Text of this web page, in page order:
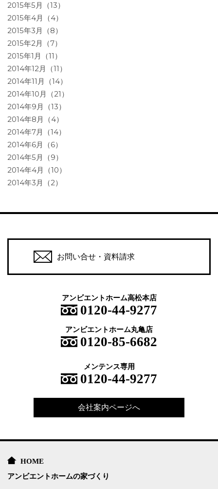
2015年5月（13）
2015年4月（4）
2015年3月（8）
2015年2月（7）
2015年1月（11）
2014年12月（11）
2014年11月（14）
2014年10月（21）
2014年9月（13）
2014年8月（4）
2014年7月（14）
2014年6月（6）
2014年5月（9）
2014年4月（10）
2014年3月（2）
お問い合せ・資料請求
アンビエントホーム高松本店
0120-44-9277
アンビエントホーム丸亀店
0120-85-6682
メンテンス専用
0120-44-9277
会社案内ページへ
HOME
アンビエントホームの家づくり